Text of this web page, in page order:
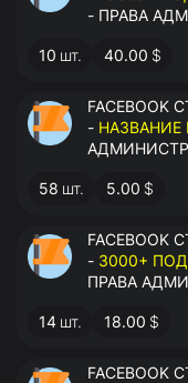
- ПРАВА
10 шт. 40.00 $
- НАЗВАНИЕ
58 шт. 5.00 $
- 3000+
ПРАВА
14 шт. 18.00 $